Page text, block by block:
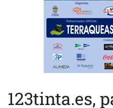
123tinta.es,